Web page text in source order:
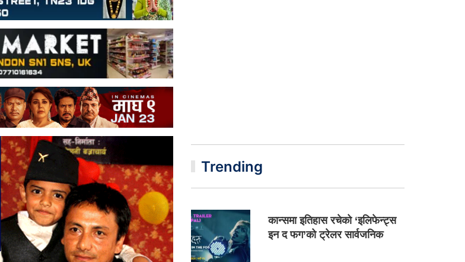
Trending
कान्समा इतिहास रचेको ‘इलिफेन्ट्स
इन द फग’को ट्रेलर सार्वजनिक